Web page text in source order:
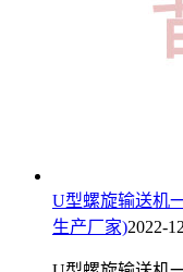
U型螺旋输送机
生产厂家)2022-